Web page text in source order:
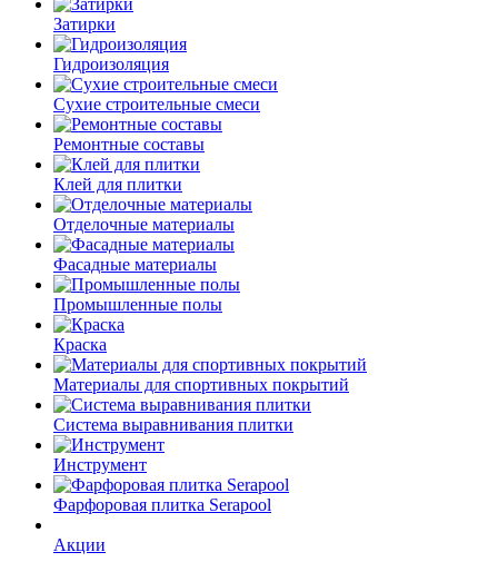
Затирки
Гидроизоляция
Сухие строительные смеси
Ремонтные составы
Клей для плитки
Отделочные материалы
Фасадные материалы
Промышленные полы
Краска
Материалы для спортивных покрытий
Система выравнивания плитки
Инструмент
Фарфоровая плитка Serapool
Акции